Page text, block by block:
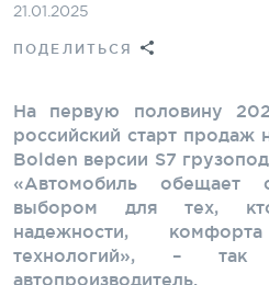
21.01.2025
ПОДЕЛИТЬСЯ
На первую половину
российский старт продаж
Bolden версии S7
«Автомобиль обещает
выбором для тех,
надежности,
технологий», – так
автопроизводитель.